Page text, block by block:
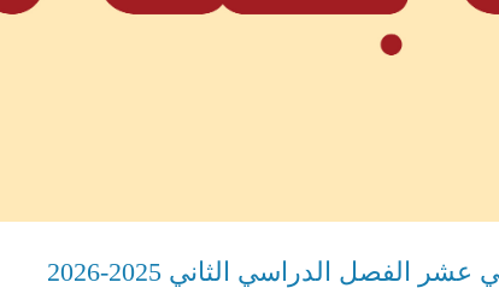
الفصل الدراسي الثاني 2025-2026